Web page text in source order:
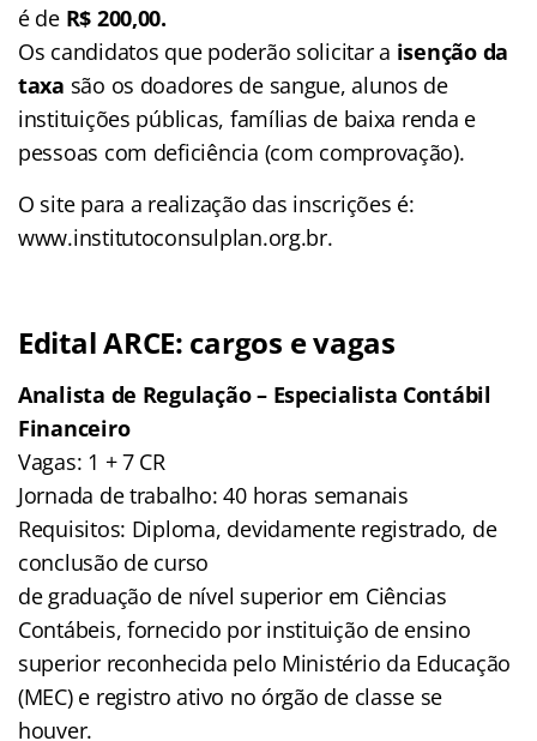
é de R$ 200,00.
Os candidatos que poderão solicitar a isenção da
taxa são os doadores de sangue, alunos de
instituições públicas, famílias de baixa renda e
pessoas com deficiência (com comprovação).
O site para a realização das inscrições é:
www.institutoconsulplan.org.br.
Edital ARCE: cargos e vagas
Analista de Regulação – Especialista Contábil
Financeiro
Vagas: 1 + 7 CR
Jornada de trabalho: 40 horas semanais
Requisitos: Diploma, devidamente registrado, de
conclusão de curso
de graduação de nível superior em Ciências
Contábeis, fornecido por instituição de ensino
superior reconhecida pelo Ministério da Educação
(MEC) e registro ativo no órgão de classe se
houver.